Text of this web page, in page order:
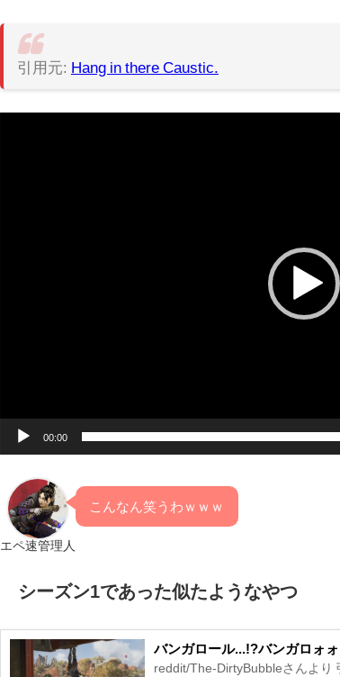
引用元: Hang in there Caustic.
00:00
エペ速管理人
こんなん笑うわｗｗｗ
シーズン1であった似たようなやつ
バンガロール...!?バンガロォ
reddit/The-DirtyBubbleさんより